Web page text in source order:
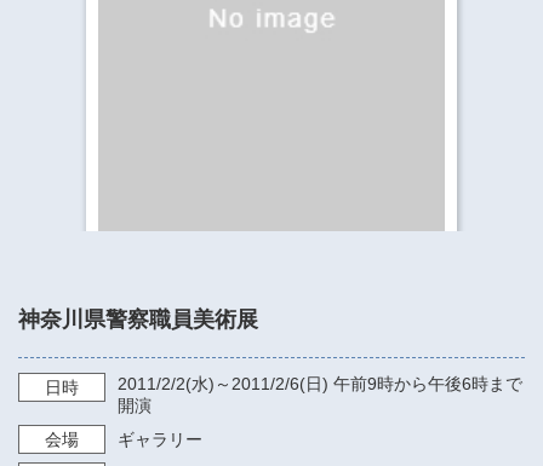
神奈川県警察職員美術展
日時 2011/2/2(水)～ 2011/2/6(日) 午前9時から午後6時まで
開演
会場
ギャラリー